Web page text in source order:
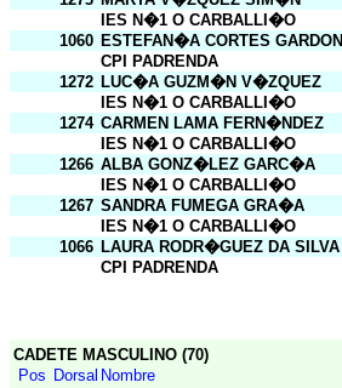
IES N�1 O CARBALLI�O
1060 ESTEFAN�A CORTES GARDON
CPI PADRENDA
1272 LUC�A GUZM�N V�ZQUEZ
IES N�1 O CARBALLI�O
1274 CARMEN LAMA FERN�NDEZ
IES N�1 O CARBALLI�O
1266 ALBA GONZ�LEZ GARC�A
IES N�1 O CARBALLI�O
1267 SANDRA FUMEGA GRA�A
IES N�1 O CARBALLI�O
1066 LAURA RODR�GUEZ DA SILVA
CPI PADRENDA
CADETE MASCULINO (70)
Pos Dorsal Nombre